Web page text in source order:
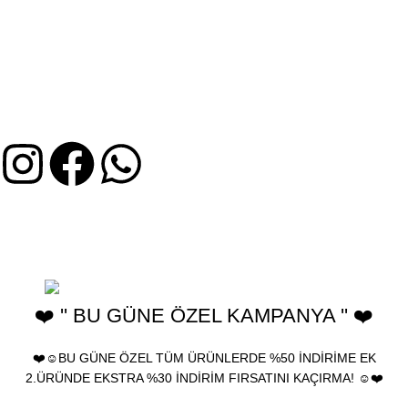
❤️ '' BU GÜNE ÖZEL KAMPANYA '' ❤️
❤️☺️BU GÜNE ÖZEL TÜM ÜRÜNLERDE %50 İNDİRİME EK
2.ÜRÜNDE EKSTRA %30 İNDİRİM FIRSATINI KAÇIRMA! ☺️❤️